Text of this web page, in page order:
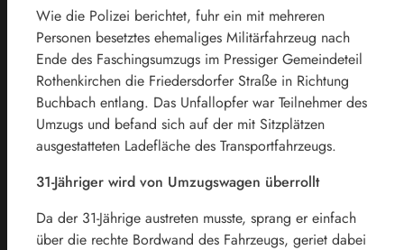
Wie die Polizei berichtet, fuhr ein mit mehreren
Personen besetztes ehemaliges Militärfahrzeug nach
Ende des Faschingsumzugs im Pressiger Gemeindeteil
Rothenkirchen die Friedersdorfer Straße in Richtung
Buchbach entlang. Das Unfallopfer war Teilnehmer des
Umzugs und befand sich auf der mit Sitzplätzen
ausgestatteten Ladefläche des Transportfahrzeugs.
31-Jähriger wird von Umzugswagen überrollt
Da der 31-Jährige austreten musste, sprang er einfach
über die rechte Bordwand des Fahrzeugs, geriet dabei